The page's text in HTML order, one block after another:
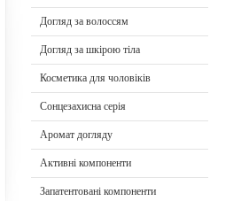
Догляд за волоссям
Догляд за шкірою тіла
Косметика для чоловіків
Сонцезахисна серія
Aромат догляду
Активні компоненти
Запатентовані компоненти